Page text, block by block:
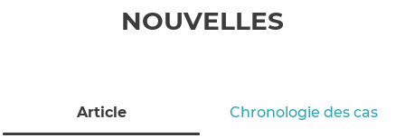
NOUVELLES
Article Chronologie des cas